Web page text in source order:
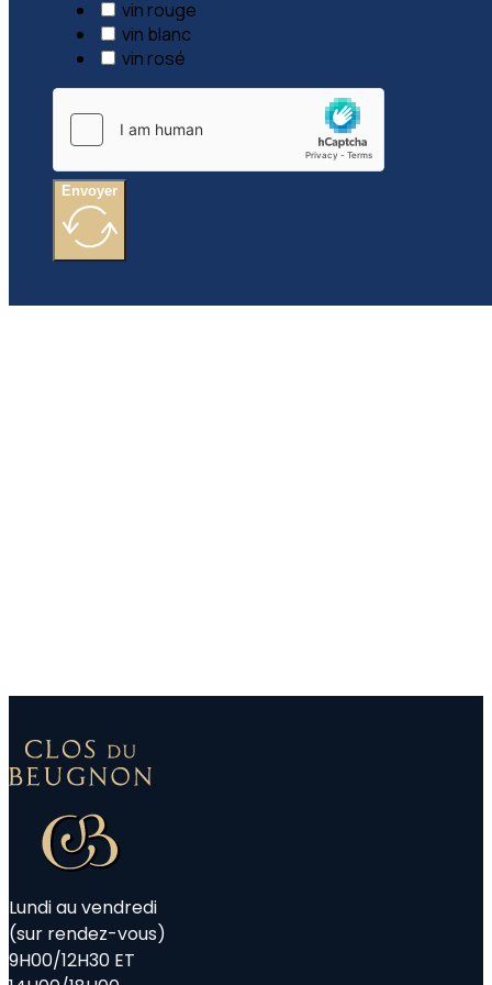
vin rouge
vin blanc
vin rosé
Envoyer
Lundi au vendredi
(sur rendez-vous)
9H00/12H30 ET